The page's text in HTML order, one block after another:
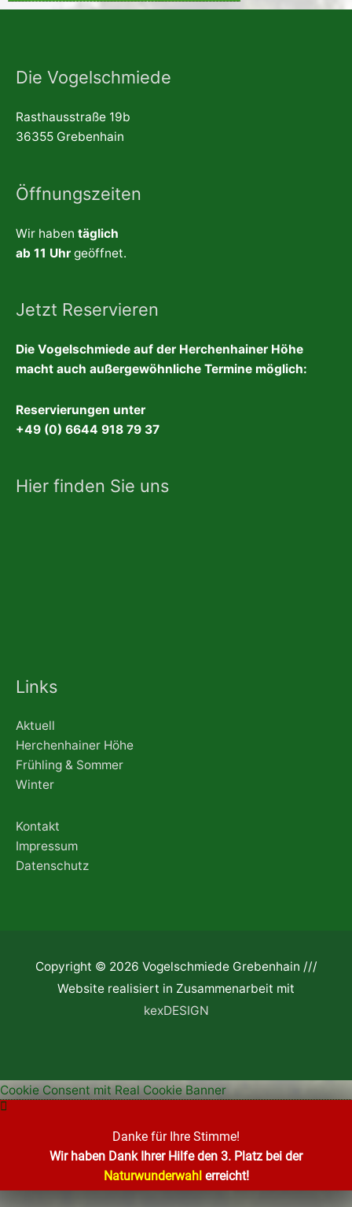
Die Vogelschmiede
Rasthausstraße 19b
36355 Grebenhain
Öffnungszeiten
Wir haben täglich
ab 11 Uhr geöffnet.
Jetzt Reservieren
Die Vogelschmiede auf der Herchenhainer Höhe
macht auch außergewöhnliche Termine möglich:
Reservierungen unter
+49 (0) 6644 918 79 37
Hier finden Sie uns
Links
Aktuell
Herchenhainer Höhe
Frühling & Sommer
Winter
Kontakt
Impressum
Datenschutz
Copyright © 2026 Vogelschmiede Grebenhain ///
Website realisiert in Zusammenarbeit mit
kexDESIGN
Cookie Consent mit Real Cookie Banner
Danke für Ihre Stimme!
Wir haben Dank Ihrer Hilfe den 3. Platz bei der
Naturwunderwahl erreicht!